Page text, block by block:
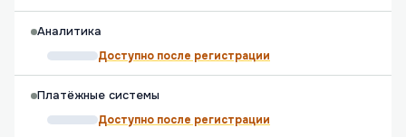
Аналитика
Доступно после регистрации
Платёжные системы
Доступно после регистрации